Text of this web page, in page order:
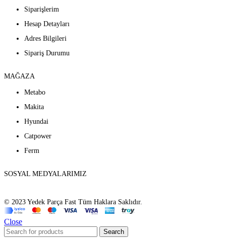
Siparişlerim
Hesap Detayları
Adres Bilgileri
Sipariş Durumu
MAĞAZA
Metabo
Makita
Hyundai
Catpower
Ferm
SOSYAL MEDYALARIMIZ
© 2023 Yedek Parça Fast Tüm Haklara Saklıdır.
Close
Search